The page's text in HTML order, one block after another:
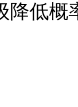
降低概